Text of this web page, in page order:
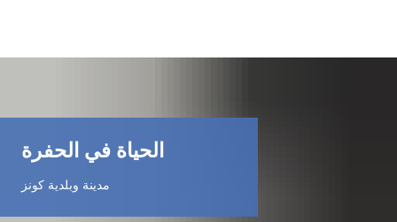
الحياة في الحفرة
مدينة وبلدية كونز